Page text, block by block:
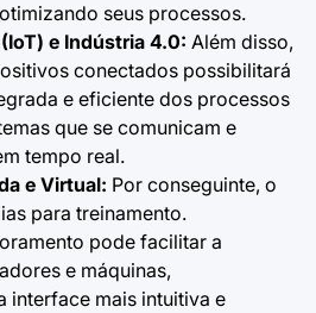
seus processos.
e Indústria 4.0: Além disso,
conectados possibilitará
e eficiente dos processos
que se comunicam e
tempo real.
e Virtual: Por conseguinte, o
para treinamento.
pode facilitar a
e máquinas,
interface mais intuitiva e